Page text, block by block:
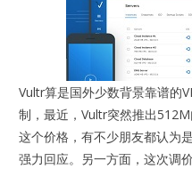
Vultr算是国外少数背景靠谱的
制，最近，Vultr突然推出
这个价格，有不少朋友都认为
强力回应。另一方面，这次调